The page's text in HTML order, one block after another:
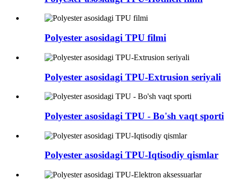
Polyester asosidagi TPU filmi
Polyester asosidagi TPU-Extrusion seriyali
Polyester asosidagi TPU - Bo'sh vaqt sporti
Polyester asosidagi TPU-Iqtisodiy qismlar